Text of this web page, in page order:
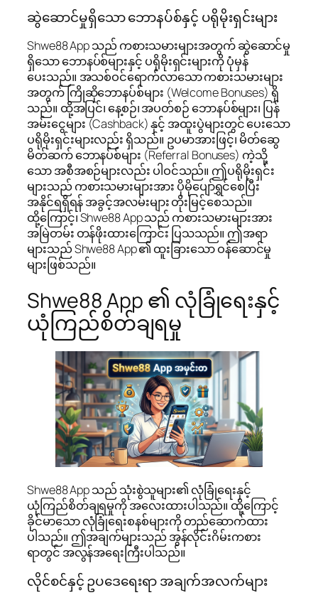
ဆွဲဆောင်မှုရှိသော ဘောနပ်စ်နှင့် ပရိုမိုးရှင်းများ
Shwe88 App သည် ကစားသမားများအတွက် ဆွဲဆောင်မှု
ရှိသော ဘောနပ်စ်များနှင့် ပရိုမိုးရှင်းများကို ပုံမှန်
ပေးသည်။ အသစ်ဝင်ရောက်လာသော ကစားသမားများ
အတွက် ကြိုဆိုဘောနပ်စ်များ (Welcome Bonuses) ရှိ
သည်။ ထို့အပြင်၊ နေ့စဉ်၊ အပတ်စဉ် ဘောနပ်စ်များ၊ ပြန်
အမ်းငွေများ (Cashback) နှင့် အထူးပွဲများတွင် ပေးသော
ပရိုမိုးရှင်းများလည်း ရှိသည်။ ဥပမာအားဖြင့်၊ မိတ်ဆွေ
မိတ်ဆက် ဘောနပ်စ်များ (Referral Bonuses) ကဲ့သို့
သော အစီအစဉ်များလည်း ပါဝင်သည်။ ဤပရိုမိုးရှင်း
များသည် ကစားသမားများအား ပိုမိုပျော်ရွှင်စေပြီး
အနိုင်ရရှိရန် အခွင့်အလမ်းများ တိုးမြင့်စေသည်။
ထို့ကြောင့်၊ Shwe88 App သည် ကစားသမားများအား
အမြဲတမ်း တန်ဖိုးထားကြောင်း ပြသသည်။ ဤအရာ
များသည် Shwe88 App ၏ ထူးခြားသော ဝန်ဆောင်မှု
များဖြစ်သည်။
Shwe88 App ၏ လုံခြုံရေးနှင့်
ယုံကြည်စိတ်ချရမှု
Shwe88 App သည် သုံးစွဲသူများ၏ လုံခြုံရေးနှင့်
ယုံကြည်စိတ်ချရမှုကို အလေးထားပါသည်။ ထို့ကြောင့်
ခိုင်မာသော လုံခြုံရေးစနစ်များကို တည်ဆောက်ထား
ပါသည်။ ဤအချက်များသည် အွန်လိုင်းဂိမ်းကစား
ရာတွင် အလွန်အရေးကြီးပါသည်။
လိုင်စင်နှင့် ဥပဒေရေးရာ အချက်အလက်များ